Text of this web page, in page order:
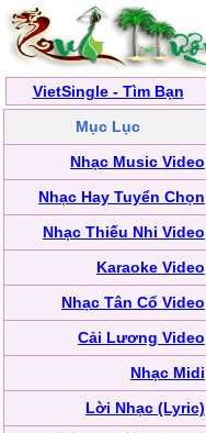
VietSingle - Tìm Bạn
Mục Lục
Nhạc Music Video
Nhạc Hay Tuyển Chọn
Nhạc Thiếu Nhi Video
Karaoke Video
Nhạc Tân Cổ Video
Cải Lương Video
Nhạc Midi
Lời Nhạc (Lyric)